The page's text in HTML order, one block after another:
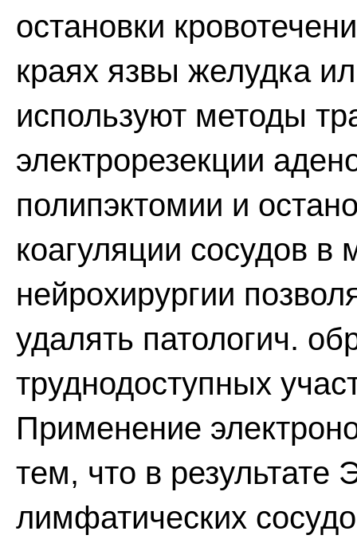
остановки
краях язвы желудка
используют методы
электрорезекции
полипэктомии и
коагуляции сосудов
нейрохирургии
удалять патологич.
труднодоступных
Применение
тем, что в результате
лимфатических